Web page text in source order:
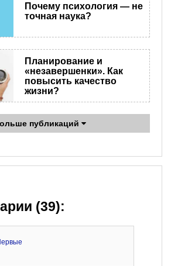
Почему психология — не
точная наука?
Планирование и
«незавершенки». Как
повысить качество
жизни?
публикаций
(39):